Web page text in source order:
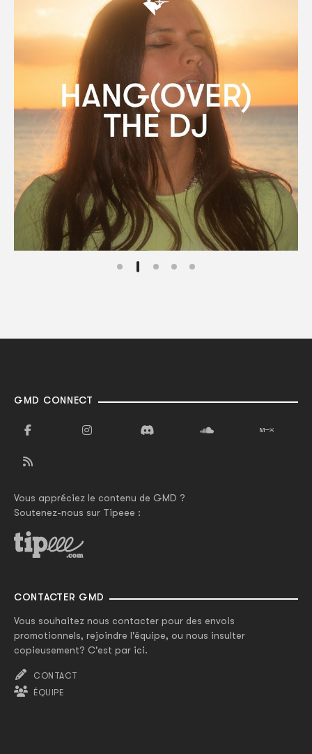
GMD CONNECT
Vous appréciez le contenu de GMD ?
Soutenez-nous sur Tipeee :
CONTACTER GMD
Vous souhaitez nous contacter pour des envois
promotionnels, rejoindre l'équipe, ou nous insulter
copieusement? C'est par ici.
CONTACT
ÉQUIPE